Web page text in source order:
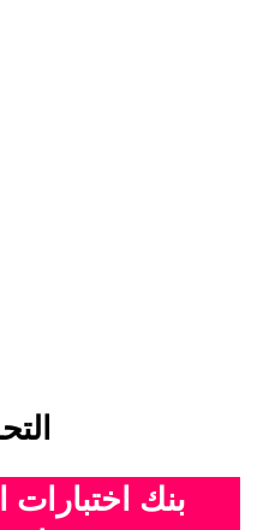
بنك اختبارات